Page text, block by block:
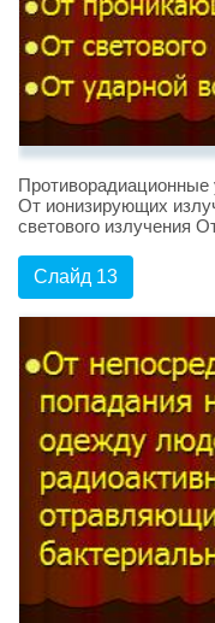
От ионизирующих
светового излучения
Слайд 13